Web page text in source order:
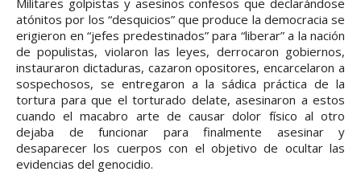
Militares golpistas y asesinos confesos que declarándose
atónitos por los “desquicios” que produce la democracia se
erigieron en “jefes predestinados” para “liberar” a la nación
de populistas, violaron las leyes, derrocaron gobiernos,
instauraron dictaduras, cazaron opositores, encarcelaron a
sospechosos, se entregaron a la sádica práctica de la
tortura para que el torturado delate, asesinaron a estos
cuando el macabro arte de causar dolor físico al otro
dejaba de funcionar para finalmente asesinar y
desaparecer los cuerpos con el objetivo de ocultar las
evidencias del genocidio.